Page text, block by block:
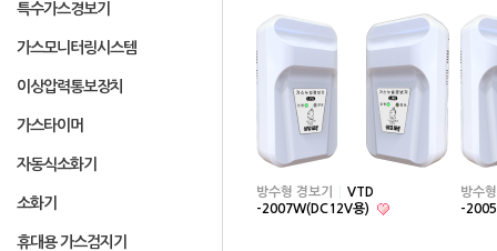
특수가스경보기
가스모니터링시스템
이상압력통보장치
가스타이머
자동식소화기
소화기
휴대용 가스검지기
방수형 경보기
VTD
-2007W(DC12V용)
방수
-